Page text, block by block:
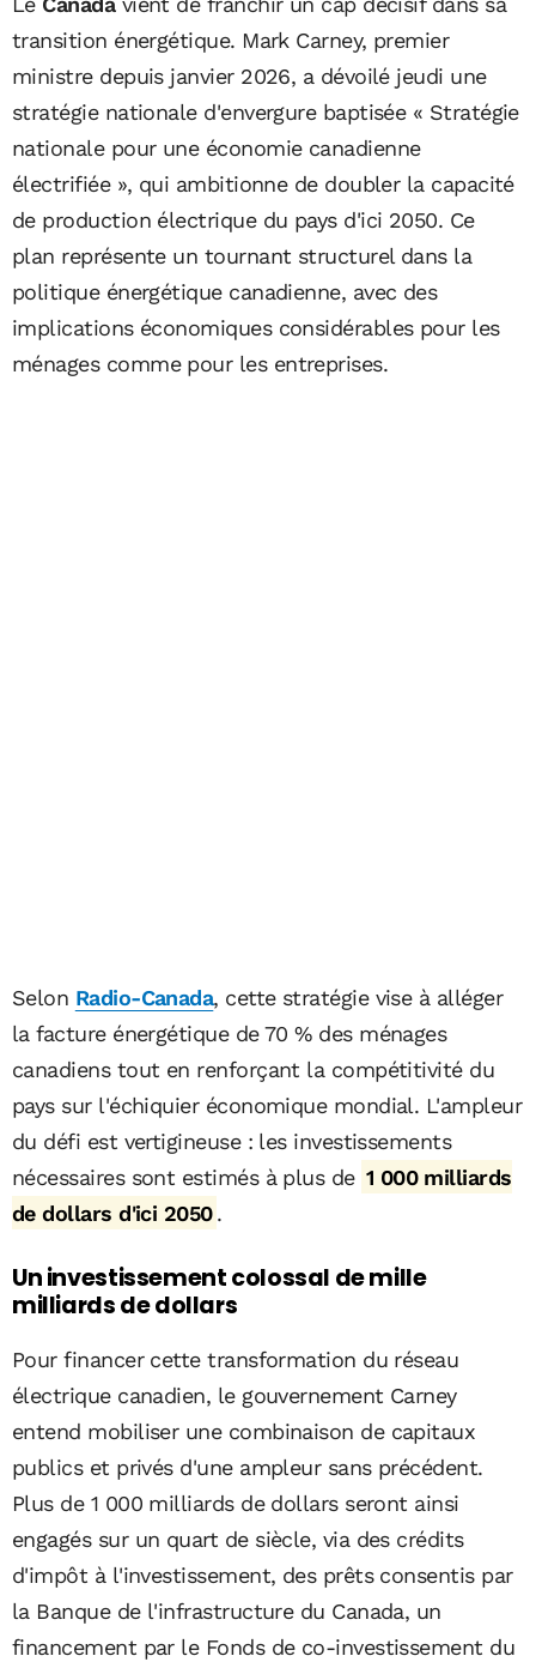
transition énergétique. Mark Carney, premier
ministre depuis janvier 2026, a dévoilé jeudi une
stratégie nationale d'envergure baptisée « Stratégie
nationale pour une économie canadienne
électrifiée », qui ambitionne de doubler la capacité
de production électrique du pays d'ici 2050. Ce
plan représente un tournant structurel dans la
politique énergétique canadienne, avec des
implications économiques considérables pour les
ménages comme pour les entreprises.
Selon Radio-Canada, cette stratégie vise à alléger
la facture énergétique de 70 % des ménages
canadiens tout en renforçant la compétitivité du
pays sur l'échiquier économique mondial. L'ampleur
du défi est vertigineuse : les investissements
nécessaires sont estimés à plus de 1 000 milliards
de dollars d'ici 2050 .
Un investissement colossal de mille
milliards de dollars
Pour financer cette transformation du réseau
électrique canadien, le gouvernement Carney
entend mobiliser une combinaison de capitaux
publics et privés d'une ampleur sans précédent.
Plus de 1 000 milliards de dollars seront ainsi
engagés sur un quart de siècle, via des crédits
d'impôt à l'investissement, des prêts consentis par
la Banque de l'infrastructure du Canada, un
financement par le Fonds de co-investissement du